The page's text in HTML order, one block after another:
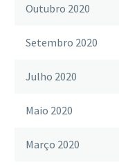
Outubro 2020
Setembro 2020
Julho 2020
Maio 2020
Março 2020